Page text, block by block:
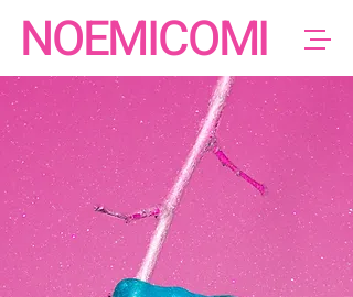
NOEMICOMI